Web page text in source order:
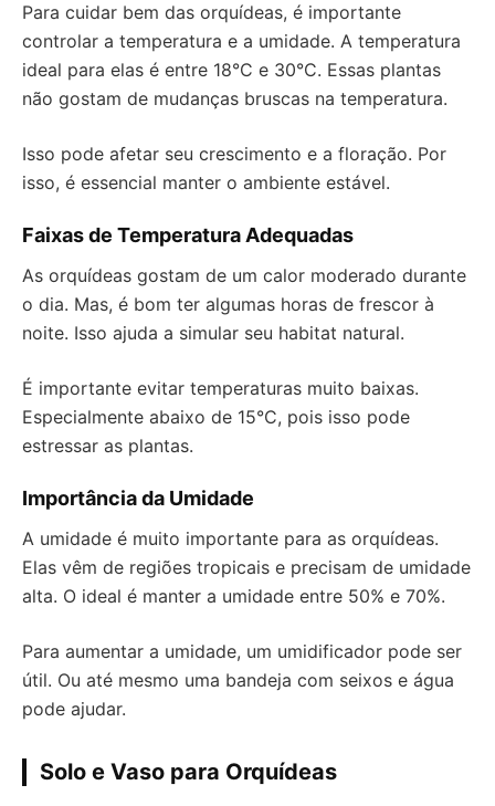
Para cuidar bem das orquídeas, é importante
controlar a temperatura e a umidade. A temperatura
ideal para elas é entre 18°C e 30°C. Essas plantas
não gostam de mudanças bruscas na temperatura.
Isso pode afetar seu crescimento e a floração. Por
isso, é essencial manter o ambiente estável.
Faixas de Temperatura Adequadas
As orquídeas gostam de um calor moderado durante
o dia. Mas, é bom ter algumas horas de frescor à
noite. Isso ajuda a simular seu habitat natural.
É importante evitar temperaturas muito baixas.
Especialmente abaixo de 15°C, pois isso pode
estressar as plantas.
Importância da Umidade
A umidade é muito importante para as orquídeas.
Elas vêm de regiões tropicais e precisam de umidade
alta. O ideal é manter a umidade entre 50% e 70%.
Para aumentar a umidade, um umidificador pode ser
útil. Ou até mesmo uma bandeja com seixos e água
pode ajudar.
Solo e Vaso para Orquídeas